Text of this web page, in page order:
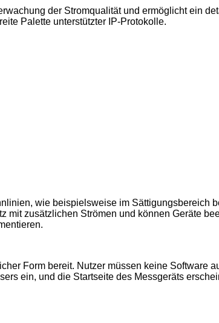
der Stromqualität und ermöglicht ein
Palette unterstützter IP-Protokolle.
wie beispielsweise im Sättigungsbereich
zusätzlichen Strömen und können Geräte
Form bereit. Nutzer müssen keine Software
ein, und die Startseite des Messgeräts